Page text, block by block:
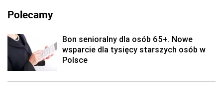
Polecamy
Bon senioralny dla osób 65+. Nowe
wsparcie dla tysięcy starszych osób w
Polsce